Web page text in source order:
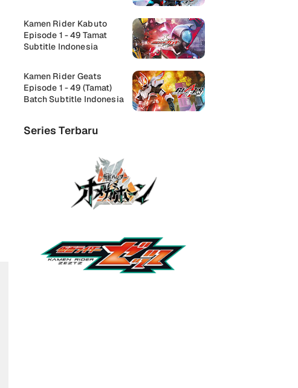
Kamen Rider Kabuto
Episode 1 - 49 Tamat
Subtitle Indonesia
Kamen Rider Geats
Episode 1 - 49 (Tamat)
Batch Subtitle Indonesia
Series Terbaru